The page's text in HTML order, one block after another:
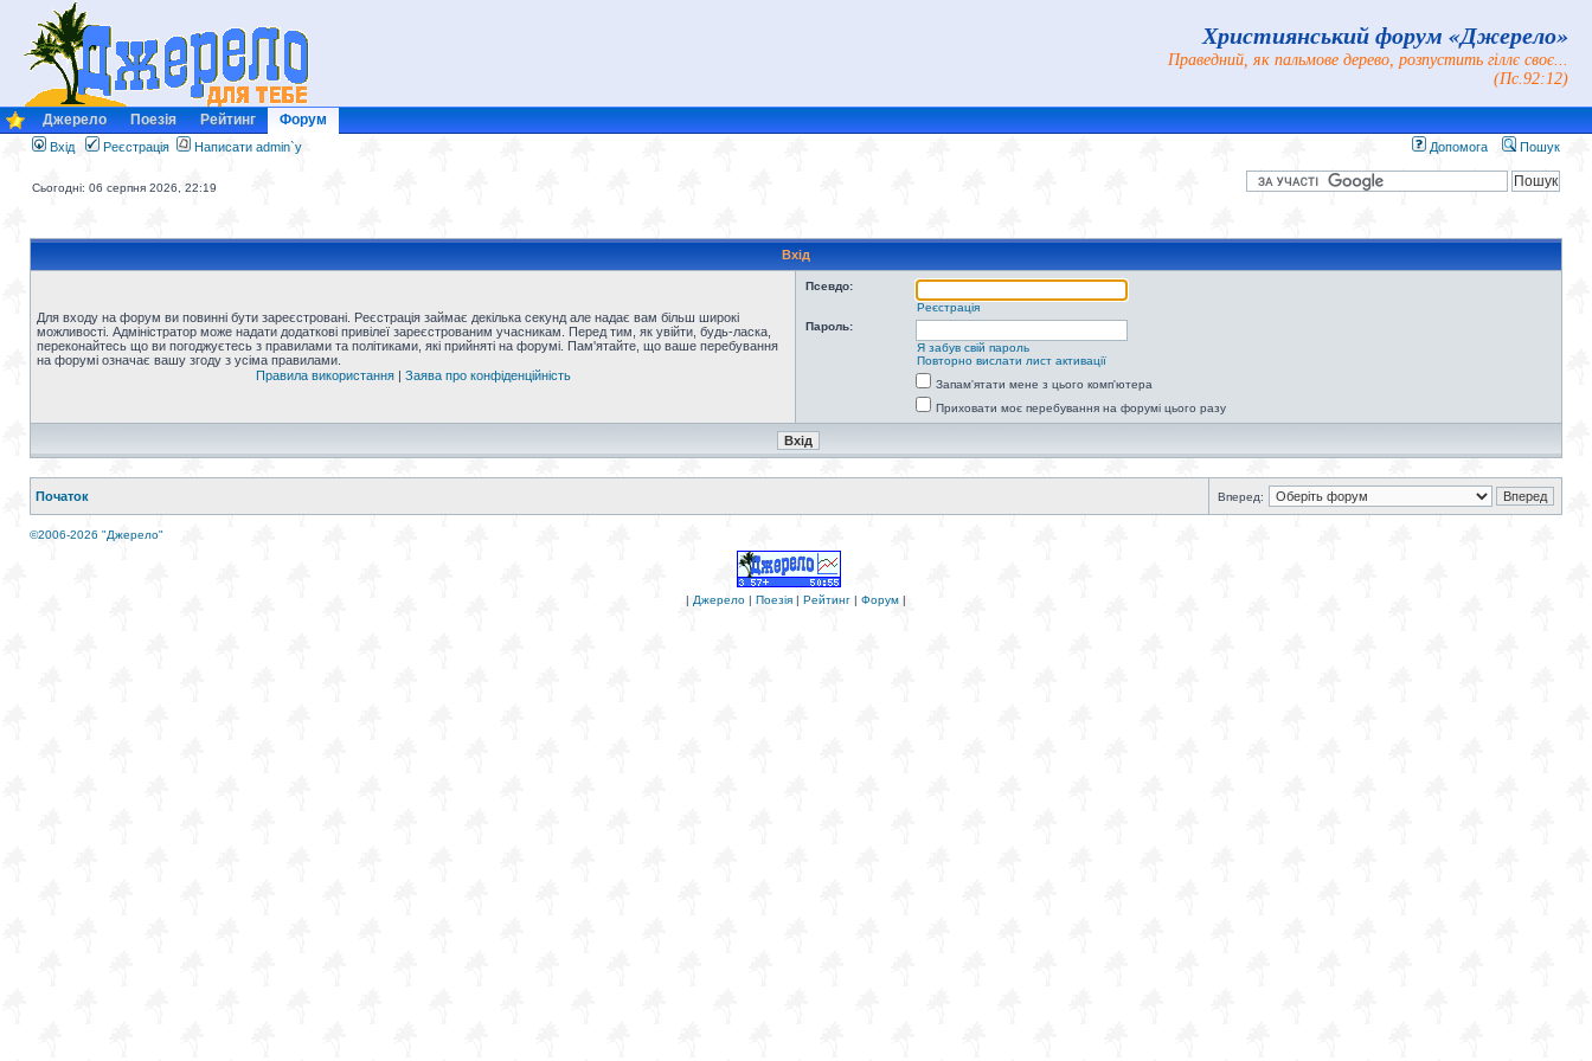
Християнський форум «Джерело»
Праведний, як пальмове дерево, розпустить гіллє своє...
(Пс.92:12)
Джерело Поезія Рейтинг Форум
Вхід Реєстрація Написати admin`у Допомога Пошук
Сьогодні: 06 серпня 2026, 22:19
Вхід
Для входу на форум ви повинні бути зареєстровані. Реєстрація займає декілька секунд але надає вам більш широкі
можливості. Адміністратор може надати додаткові привілеї зареєстрованим учасникам. Перед тим, як увійти, будь-ласка,
переконайтесь що ви погоджуєтесь з правилами та політиками, які прийняті на форумі. Пам'ятайте, що ваше перебування
на форумі означає вашу згоду з усіма правилами.
Правила використання| Заява про конфіденційність
Псевдо:
Реєстрація
Пароль:
Я забув свій пароль
Повторно вислати лист активації
Запам'ятати мене з цього комп'ютера
Приховати моє перебування на форумі цього разу
Початок Вперед:
©2006-2026 "Джерело"
| Джерело | Поезія | Рейтинг | Форум |